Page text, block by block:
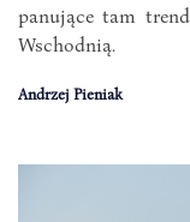
panujące tam
Wschodnią.
Andrzej Pieniak